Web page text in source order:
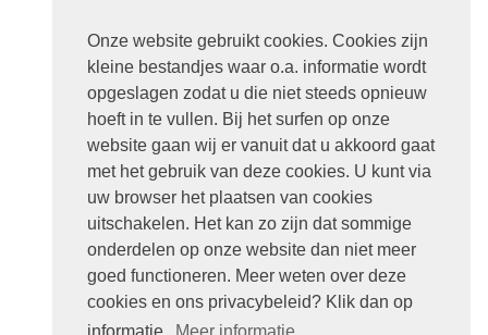
Onze website gebruikt cookies. Cookies zijn
kleine bestandjes waar o.a. informatie wordt
opgeslagen zodat u die niet steeds opnieuw
hoeft in te vullen. Bij het surfen op onze
website gaan wij er vanuit dat u akkoord gaat
met het gebruik van deze cookies. U kunt via
uw browser het plaatsen van cookies
uitschakelen. Het kan zo zijn dat sommige
onderdelen op onze website dan niet meer
goed functioneren. Meer weten over deze
cookies en ons privacybeleid? Klik dan op
Bel mij terug